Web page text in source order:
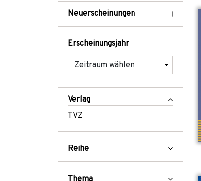
Neuerscheinungen
Erscheinungsjahr
Verlag
TVZ
Reihe
Thema